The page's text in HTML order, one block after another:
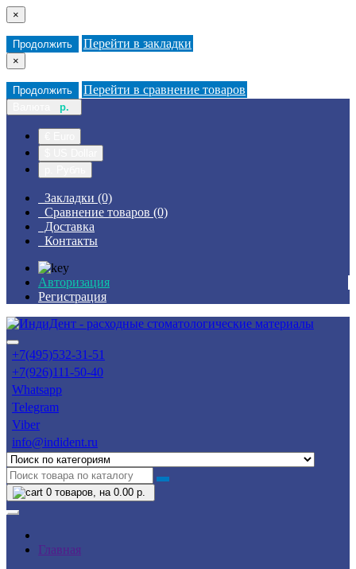
×
Продолжить Перейти в закладки
×
Продолжить Перейти в сравнение товаров
р.
Закладки (0)
Сравнение товаров (0)
Доставка
Контакты
Авторизация
Регистрация
+7(495)532-31-51
+7(926)111-50-40
Whatsapp
Telegram
Viber
info@indident.ru
0 товаров, на 0.00 р.
Главная